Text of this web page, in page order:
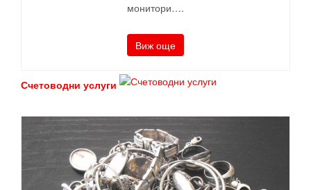
монитори….
Виж още
Счетоводни услуги